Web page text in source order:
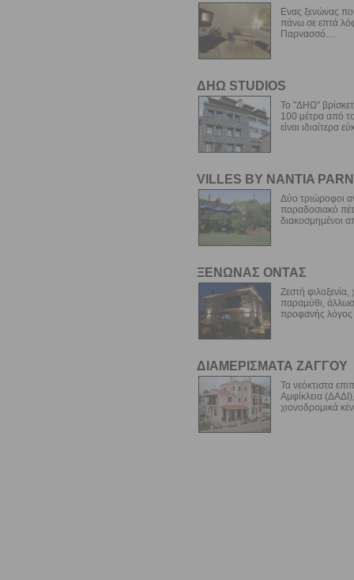
Ενας ξενώνας
πάνω σε επτά
Παρνασσό....
ΔΗΩ STUDIOS
Το "ΔΗΩ"
100 μέτρα από
είναι ιδιαίτερα
VILLES BY NANTIA
Δύο τριώροφοι
παραδοσιακό
διακοσμημένοι
ΞΕΝΩΝΑΣ ΟΝΤΑΣ
Ζεστή
παραμύθι,
προφανής λόγος
ΔΙΑΜΕΡΙΣΜΑΤΑ ΖΑΓΓΟΥ
Τα νεόκτιστα
Αμφίκλεια
χιονοδρομικά